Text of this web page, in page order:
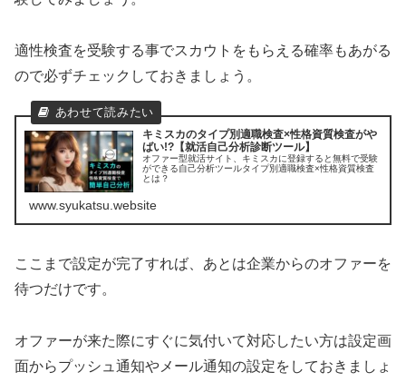
適性検査を受験する事でスカウトをもらえる確率もあがる
ので必ずチェックしておきましょう。
キミスカのタイプ別適職検査×性格資質検査がや
ばい!?【就活自己分析診断ツール】
オファー型就活サイト、キミスカに登録すると無料で受験
ができる自己分析ツールタイプ別適職検査×性格資質検査
とは？
www.syukatsu.website
ここまで設定が完了すれば、あとは企業からのオファーを
待つだけです。
オファーが来た際にすぐに気付いて対応したい方は設定画
面からプッシュ通知やメール通知の設定をしておきましょ